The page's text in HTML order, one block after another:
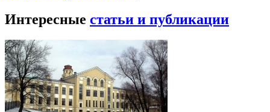
Интересные статьи и публикации